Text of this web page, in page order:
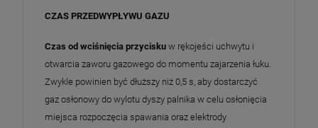
CZAS PRZEDWYPŁYWU GAZU
Czas od wciśnięcia przycisku w rękojeści uchwytu i
otwarcia zaworu gazowego do momentu zajarzenia łuku.
Zwykle powinien być dłuższy niż 0,5 s, aby dostarczyć
gaz osłonowy do wylotu dyszy palnika w celu osłonięcia
miejsca rozpoczęcia spawania oraz elektrody